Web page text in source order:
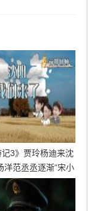
记3》贾玲杨迪来沈
洋范丞丞逐渐“宋小